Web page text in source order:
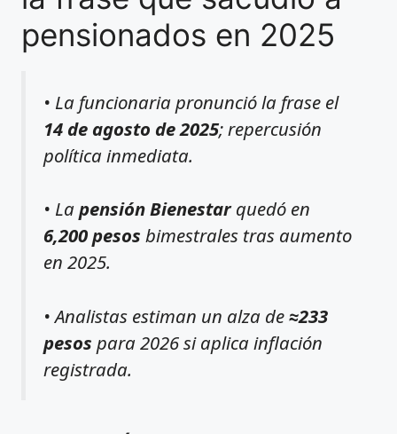
pensionados en 2025
• La funcionaria pronunció la frase el
14 de agosto de 2025; repercusión
política inmediata.
• Lapensión Bienestarquedó en
6,200 pesos bimestrales tras aumento
en 2025.
• Analistas estiman un alza de≈233
pesos para 2026 si aplica inflación
registrada.